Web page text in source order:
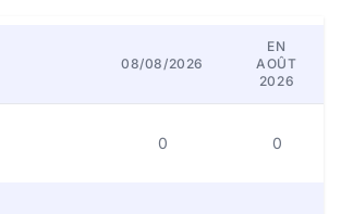
08/08/2026
EN
AOÛT
2026
0 0